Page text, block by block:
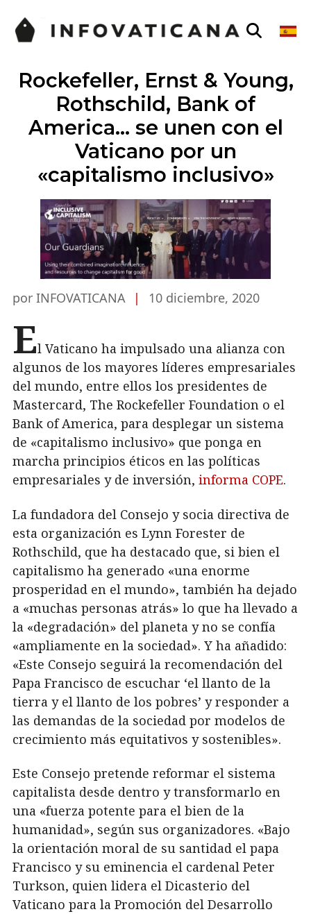
Rockefeller, Ernst & Young,
Rothschild, Bank of
America… se unen con el
Vaticano por un
«capitalismo inclusivo»
por INFOVATICANA | 10 diciembre, 2020
El Vaticano ha impulsado una alianza con
algunos de los mayores líderes empresariales
del mundo, entre ellos los presidentes de
Mastercard, The Rockefeller Foundation o el
Bank of America, para desplegar un sistema
de «capitalismo inclusivo» que ponga en
marcha principios éticos en las políticas
empresariales y de inversión, informa COPE.
La fundadora del Consejo y socia directiva de
esta organización es Lynn Forester de
Rothschild, que ha destacado que, si bien el
capitalismo ha generado «una enorme
prosperidad en el mundo», también ha dejado
a «muchas personas atrás» lo que ha llevado a
la «degradación» del planeta y no se confía
«ampliamente en la sociedad». Y ha añadido:
«Este Consejo seguirá la recomendación del
Papa Francisco de escuchar ‘el llanto de la
tierra y el llanto de los pobres’ y responder a
las demandas de la sociedad por modelos de
crecimiento más equitativos y sostenibles».
Este Consejo pretende reformar el sistema
capitalista desde dentro y transformarlo en
una «fuerza potente para el bien de la
humanidad», según sus organizadores. «Bajo
la orientación moral de su santidad el papa
Francisco y su eminencia el cardenal Peter
Turkson, quien lidera el Dicasterio del
Vaticano para la Promoción del Desarrollo